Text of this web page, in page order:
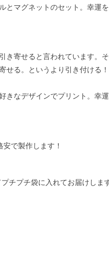
とマグネットのセット。幸運
き寄せると言われています。
せる。というより引き付ける
きなデザインでプリント。幸
で製作します！
チプチ袋に入れてお届けします